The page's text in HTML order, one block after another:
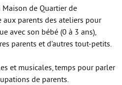
de Quartier de
aux parents des ateliers pour
avec son bébé (0 à 3 ans),
parents et d’autres tout-petits.
et musicales, temps pour parler
de parents.